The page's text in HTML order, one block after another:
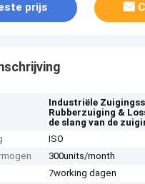
prijs
Industriële
Rubberzuiging &
de slang van de
ISO
300units/month
7working dagen